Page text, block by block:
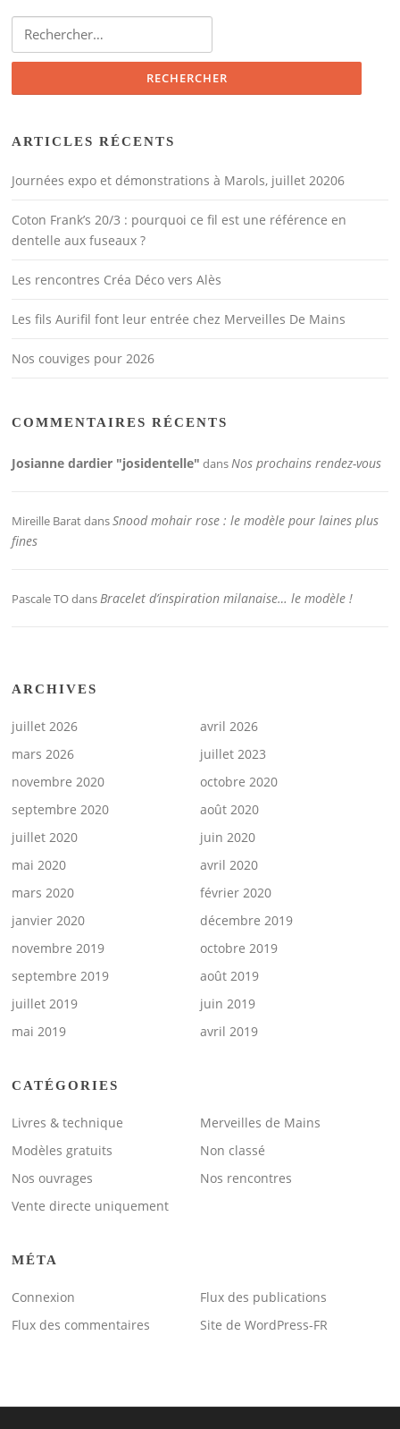
ARTICLES RÉCENTS
Journées expo et démonstrations à Marols, juillet 20206
Coton Frank’s 20/3 : pourquoi ce fil est une référence en
dentelle aux fuseaux ?
Les rencontres Créa Déco vers Alès
Les fils Aurifil font leur entrée chez Merveilles De Mains
Nos couviges pour 2026
COMMENTAIRES RÉCENTS
Josianne dardier "josidentelle" dansNos prochains rendez-vous
Mireille BaratdansSnood mohair rose : le modèle pour laines plus
fines
Pascale TOdansBracelet d’inspiration milanaise… le modèle !
ARCHIVES
juillet 2026
avril 2026
mars 2026
juillet 2023
novembre 2020
octobre 2020
septembre 2020
août 2020
juillet 2020
juin 2020
mai 2020
avril 2020
mars 2020
février 2020
janvier 2020
décembre 2019
novembre 2019
octobre 2019
septembre 2019
août 2019
juillet 2019
juin 2019
mai 2019
avril 2019
CATÉGORIES
Livres & technique
Merveilles de Mains
Modèles gratuits
Non classé
Nos ouvrages
Nos rencontres
Vente directe uniquement
MÉTA
Connexion
Flux des publications
Flux des commentaires
Site de WordPress-FR